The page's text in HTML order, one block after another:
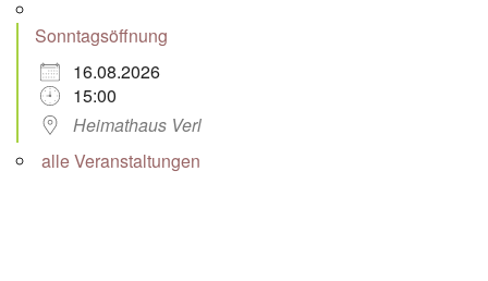
Sonntagsöffnung
16.08.2026
15:00
Heimathaus Verl
alle Veranstaltungen